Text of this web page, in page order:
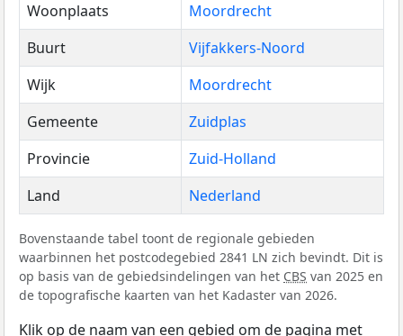
Woonplaats
Moordrecht
Buurt
Vijfakkers-Noord
Wijk
Moordrecht
Gemeente
Zuidplas
Provincie
Zuid-Holland
Land
Nederland
Bovenstaande tabel toont de regionale gebieden
waarbinnen het postcodegebied 2841 LN zich bevindt. Dit is
op basis van de gebiedsindelingen van het CBS van 2025 en
de topografische kaarten van het Kadaster van 2026.
Klik op de naam van een gebied om de pagina met